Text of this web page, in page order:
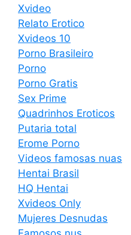
Xvideo
Relato Erotico
Xvideos 10
Porno Brasileiro
Porno
Porno Gratis
Sex Prime
Quadrinhos Eroticos
Putaria total
Erome Porno
Videos famosas nuas
Hentai Brasil
HQ Hentai
Xvideos Only
Mujeres Desnudas